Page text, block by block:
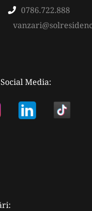
0786.722.888
Media: